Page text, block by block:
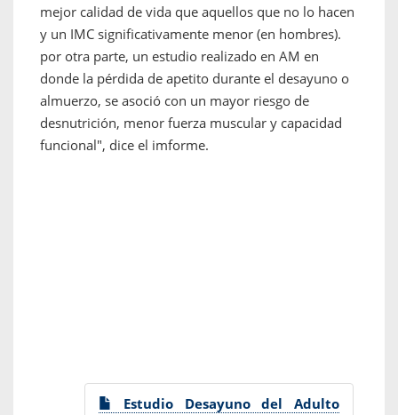
mejor calidad de vida que aquellos que no lo hacen
y un IMC significativamente menor (en hombres).
por otra parte, un estudio realizado en AM en
donde la pérdida de apetito durante el desayuno o
almuerzo, se asoció con un mayor riesgo de
desnutrición, menor fuerza muscular y capacidad
funcional", dice el imforme.
Estudio Desayuno del Adulto